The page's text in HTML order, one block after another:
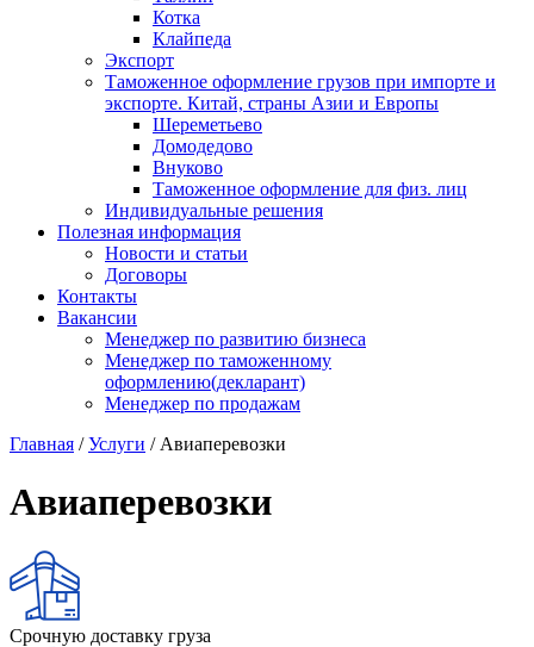
Котка
Клайпеда
Экспорт
Таможенное оформление грузов при импорте и
экспорте. Китай, страны Азии и Европы
Шереметьево
Домодедово
Внуково
Таможенное оформление для физ. лиц
Индивидуальные решения
Полезная информация
Новости и статьи
Договоры
Контакты
Вакансии
Менеджер по развитию бизнеса
Менеджер по таможенному
оформлению(декларант)
Менеджер по продажам
Главная /Услуги / Авиаперевозки
Авиаперевозки
Срочную доставку груза